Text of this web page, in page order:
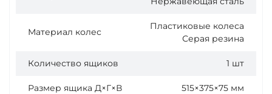
Материал колес
Пластиковые колеса
Серая резина
Количество ящиков 1 шт
Размер ящика Д×Г×В 515×375×75 мм